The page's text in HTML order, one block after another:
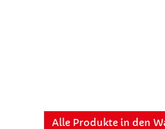
Alle Produkte in den